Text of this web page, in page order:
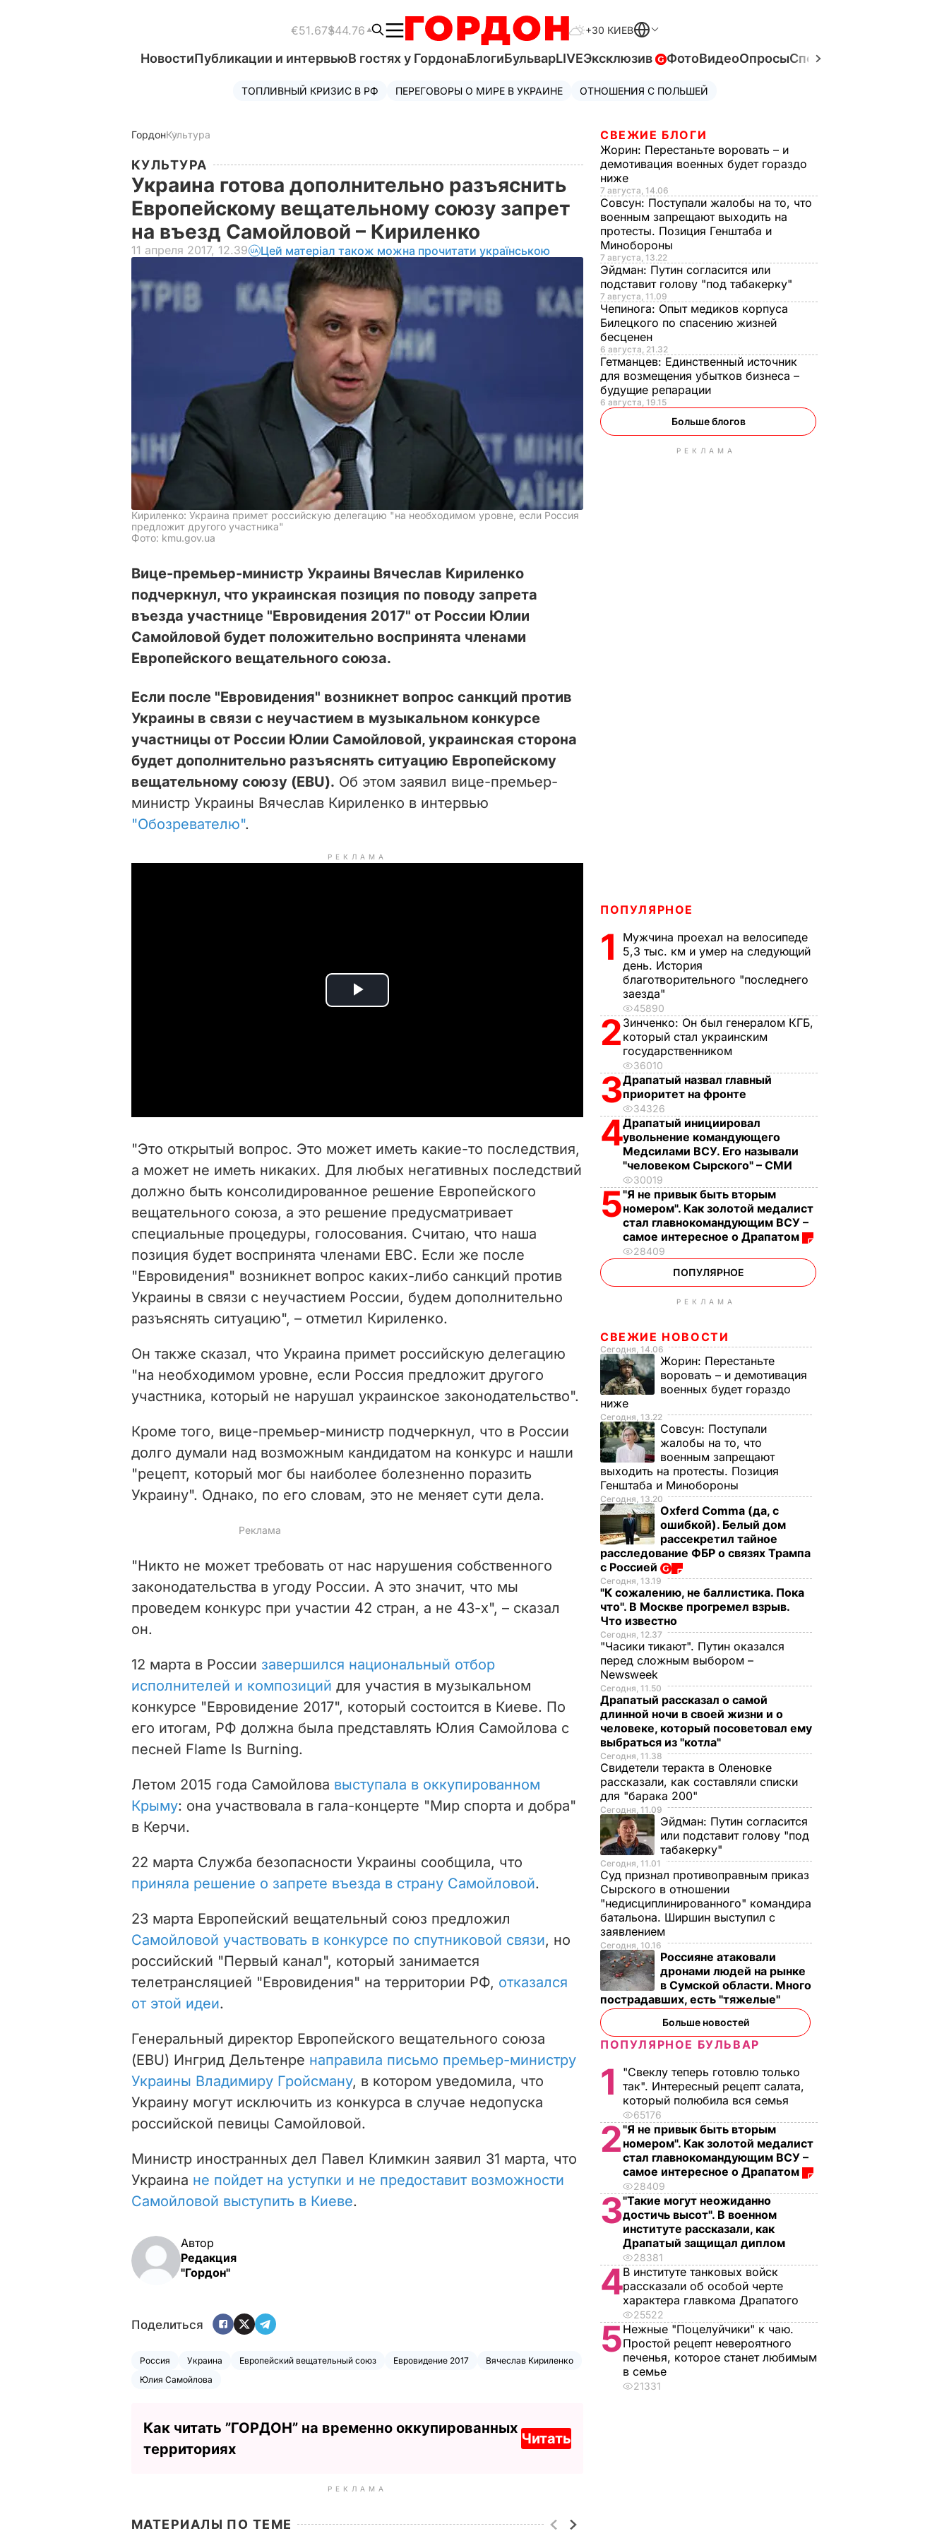
€51.67$44.76 +30 КИЕВ
НовостиПубликации и интервьюВ гостях у ГордонаБлогиБульварLIVEЭксклюзив ФотоВидеоОпросыСпецпроекты
ТОПЛИВНЫЙ КРИЗИС В РФ ПЕРЕГОВОРЫ О МИРЕ В УКРАИНЕ ОТНОШЕНИЯ С ПОЛЬШЕЙ
ГордонКультура
КУЛЬТУРА
Украина готова дополнительно разъяснить
Европейскому вещательному союзу запрет
на въезд Самойловой – Кириленко
11 апреля 2017, 12.39 Цей матеріал також можна прочитати українською
Кириленко: Украина примет российскую делегацию "на необходимом уровне, если Россия
предложит другого участника"
Фото: kmu.gov.ua
Вице-премьер-министр Украины Вячеслав Кириленко
подчеркнул, что украинская позиция по поводу запрета
въезда участнице "Евровидения 2017" от России Юлии
Самойловой будет положительно воспринята членами
Европейского вещательного союза.
Если после "Евровидения" возникнет вопрос санкций против
Украины в связи с неучастием в музыкальном конкурсе
участницы от России Юлии Самойловой, украинская сторона
будет дополнительно разъяснять ситуацию Европейскому
вещательному союзу (EBU). Об этом заявил вице-премьер-
министр Украины Вячеслав Кириленко в интервью
"Обозревателю".
РЕКЛАМА
P
i
d
e
o
"Это открытый вопрос. Это может иметь какие-то последствия,
а может не иметь никаких. Для любых негативных последствий
должно быть консолидированное решение Европейского
вещательного союза, а это решение предусматривает
специальные процедуры, голосования. Считаю, что наша
позиция будет воспринята членами ЕВС. Если же после
"Евровидения" возникнет вопрос каких-либо санкций против
Украины в связи с неучастием России, будем дополнительно
разъяснять ситуацию", – отметил Кириленко.
Он также сказал, что Украина примет российскую делегацию
"на необходимом уровне, если Россия предложит другого
участника, который не нарушал украинское законодательство".
Кроме того, вице-премьер-министр подчеркнул, что в России
долго думали над возможным кандидатом на конкурс и нашли
"рецепт, который мог бы наиболее болезненно поразить
Украину". Однако, по его словам, это не меняет сути дела.
"Никто не может требовать от нас нарушения собственного
законодательства в угоду России. А это значит, что мы
проведем конкурс при участии 42 стран, а не 43-х", – сказал
он.
12 марта в России завершился национальный отбор
исполнителей и композиций для участия в музыкальном
конкурсе "Евровидение 2017", который состоится в Киеве. По
его итогам, РФ должна была представлять Юлия Самойлова с
песней Flame Is Burning.
Летом 2015 года Самойлова выступала в оккупированном
Крыму: она участвовала в гала-концерте "Мир спорта и добра"
в Керчи.
22 марта Служба безопасности Украины сообщила, что
приняла решение о запрете въезда в страну Самойловой.
23 марта Европейский вещательный союз предложил
Самойловой участвовать в конкурсе по спутниковой связи, но
российский "Первый канал", который занимается
телетрансляцией "Евровидения" на территории РФ, отказался
от этой идеи.
Генеральный директор Европейского вещательного союза
(EBU) Ингрид Дельтенре направила письмо премьер-министру
Украины Владимиру Гройсману, в котором уведомила, что
Украину могут исключить из конкурса в случае недопуска
российской певицы Самойловой.
Министр иностранных дел Павел Климкин заявил 31 марта, что
Украина не пойдет на уступки и не предоставит возможности
Самойловой выступить в Киеве.
Автор
Редакция
"Гордон"
Поделиться
Россия Украина Европейский вещательный союз Евровидение 2017
Вячеслав Кириленко
Юлия Самойлова
Как читать ”ГОРДОН” на временно оккупированных
территориях
Читать
РЕКЛАМА
МАТЕРИАЛЫ ПО ТЕМЕ
СВЕЖИЕ БЛОГИ
Жорин: Перестаньте воровать – и
демотивация военных будет гораздо
ниже
7 августа, 14.06
Совсун: Поступали жалобы на то, что
военным запрещают выходить на
протесты. Позиция Генштаба и
Минобороны
7 августа, 13.22
Эйдман: Путин согласится или
подставит голову "под табакерку"
7 августа, 11.09
Чепинога: Опыт медиков корпуса
Билецкого по спасению жизней
бесценен
6 августа, 21.32
Гетманцев: Единственный источник
для возмещения убытков бизнеса –
будущие репарации
6 августа, 19.15
Больше блогов
РЕКЛАМА
ПОПУЛЯРНОЕ
1
Мужчина проехал на велосипеде
5,3 тыс. км и умер на следующий
день. История
благотворительного "последнего
заезда"
45890
2 Зинченко: Он был генералом КГБ,
который стал украинским
государственником
36010
3Драпатый назвал главный
приоритет на фронте
34326
4Драпатый инициировал
увольнение командующего
Медсилами ВСУ. Его называли
"человеком Сырского" – СМИ
30019
5"Я не привык быть вторым
номером". Как золотой медалист
стал главнокомандующим ВСУ –
самое интересное о Драпатом
28409
ПОПУЛЯРНОЕ
РЕКЛАМА
СВЕЖИЕ НОВОСТИ
Сегодня, 14.06
Жорин: Перестаньте
воровать – и демотивация
военных будет гораздо
ниже
Сегодня, 13.22
Совсун: Поступали
жалобы на то, что
военным запрещают
выходить на протесты. Позиция
Генштаба и Минобороны
Сегодня, 13.20
Oxferd Comma (да, с
ошибкой). Белый дом
рассекретил тайное
расследование ФБР о связях Трампа
с Россией
Сегодня, 13.19
"К сожалению, не баллистика. Пока
что". В Москве прогремел взрыв.
Что известно
Сегодня, 12.37
"Часики тикают". Путин оказался
перед сложным выбором –
Newsweek
Сегодня, 11.50
Драпатый рассказал о самой
длинной ночи в своей жизни и о
человеке, который посоветовал ему
выбраться из "котла"
Сегодня, 11.38
Свидетели теракта в Оленовке
рассказали, как составляли списки
для "барака 200"
Сегодня, 11.09
Эйдман: Путин согласится
или подставит голову "под
табакерку"
Сегодня, 11.01
Суд признал противоправным приказ
Сырского в отношении
"недисциплинированного" командира
батальона. Ширшин выступил с
заявлением
Сегодня, 10.16
Россияне атаковали
дронами людей на рынке
в Сумской области. Много
пострадавших, есть "тяжелые"
Больше новостей
ПОПУЛЯРНОЕ БУЛЬВАР
1
"Свеклу теперь готовлю только
так". Интересный рецепт салата,
который полюбила вся семья
65176
2"Я не привык быть вторым
номером". Как золотой медалист
стал главнокомандующим ВСУ –
самое интересное о Драпатом
28409
3"Такие могут неожиданно
достичь высот". В военном
институте рассказали, как
Драпатый защищал диплом
28381
4В институте танковых войск
рассказали об особой черте
характера главкома Драпатого
25522
5Нежные "Поцелуйчики" к чаю.
Простой рецепт невероятного
печенья, которое станет любимым
в семье
21331